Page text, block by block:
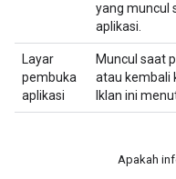
yang muncul
aplikasi.
Layar
pembuka
aplikasi
Muncul saat
atau kembali
Iklan ini
Apakah